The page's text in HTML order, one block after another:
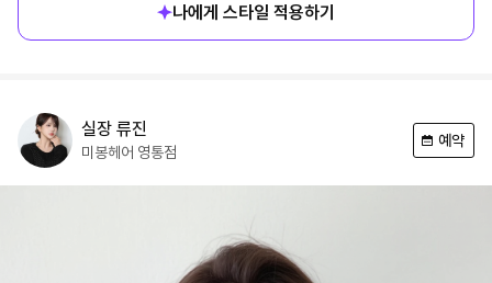
나에게 스타일 적용하기
실장 류진
미봉헤어 영통점
예약